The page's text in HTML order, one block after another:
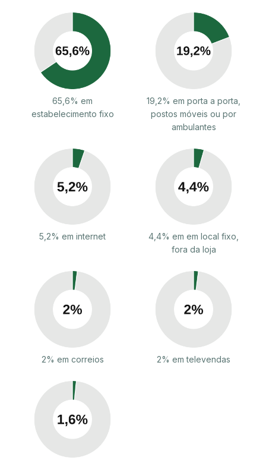
65,6% em
estabelecimento fixo
19,2% em porta a porta,
postos móveis ou por
ambulantes
5,2% em internet
4,4% em em local fixo,
fora da loja
2% em correios 2% em televendas